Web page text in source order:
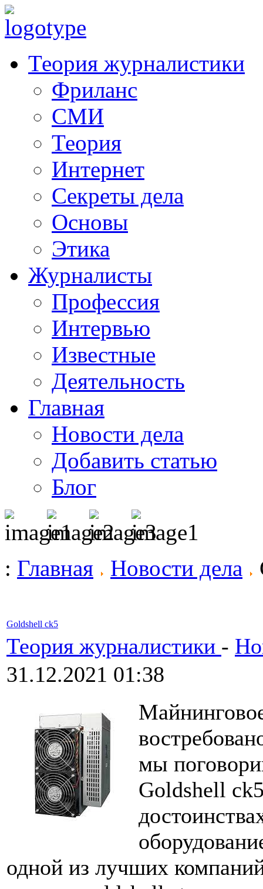
Теория журналистики
Фриланс
СМИ
Теория
Интернет
Секреты дела
Основы
Этика
Журналисты
Профессия
Интервью
Известные
Деятельность
Главная
Новости дела
Добавить статью
Блог
: Главная Новости дела
Goldshell ck5
Теория журналистики -
31.12.2021 01:38
мы
Goldshell
одной из лучших